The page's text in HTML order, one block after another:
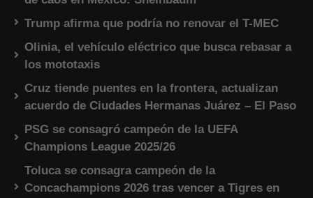
Trump afirma que podría no renovar el T-MEC
Olinia, el vehículo eléctrico que busca rebasar a
los mototaxis
Cruz tiende puentes en la frontera, actualizan
acuerdo de Ciudades Hermanas Juárez – El Paso
PSG se consagró campeón de la UEFA
Champions League 2025/26
Toluca se consagra campeón de la
Concachampions 2026 tras vencer a Tigres en